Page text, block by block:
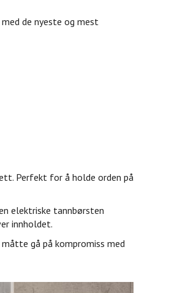
de nyeste og mest
Perfekt for å holde orden på
elektriske tannbørsten
innholdet.
gå på kompromiss med